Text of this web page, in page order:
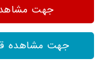
جهت
جهت مشاهده